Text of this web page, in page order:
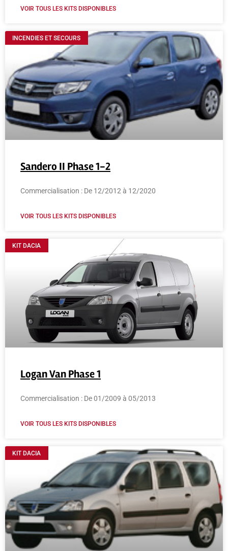
VOIR TOUS LES KITS DISPONIBLES
INCENDIES ET SECOURS
Sandero II Phase 1-2
Commercialisation : De 12/2012 à 12/2020
VOIR TOUS LES KITS DISPONIBLES
KIT DACIA
Logan Van Phase 1
Commercialisation : De 01/2009 à 05/2013
VOIR TOUS LES KITS DISPONIBLES
KIT DACIA